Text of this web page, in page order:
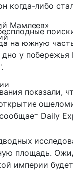
Мамлеев»
когда-либо
на южную
у побережья
показали,
Daily
площадь.
империи